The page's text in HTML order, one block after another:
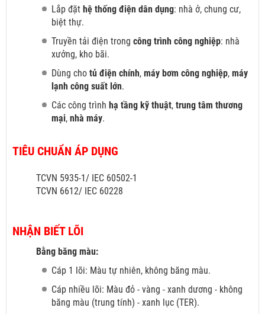
Lắp đặt hệ thống điện dân dụng: nhà ở, chung cư,
biệt thự.
Truyền tải điện trong công trình công nghiệp: nhà
xưởng, kho bãi.
Dùng cho tủ điện chính, máy bơm công nghiệp, máy
lạnh công suất lớn.
Các công trình hạ tầng kỹ thuật, trung tâm thương
mại, nhà máy.
TIÊU CHUẨN ÁP DỤNG
TCVN 5935-1/ IEC 60502-1
TCVN 6612/ IEC 60228
NHẬN BIẾT LÕI
Bằng băng màu:
Cáp 1 lõi: Màu tự nhiên, không băng màu.
Cáp nhiều lõi: Màu đỏ - vàng - xanh dương - không
băng màu (trung tính) - xanh lục (TER).